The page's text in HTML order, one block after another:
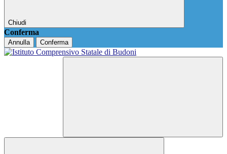
Chiudi
Conferma
Annulla Conferma